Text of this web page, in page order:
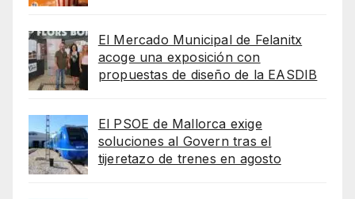
El Mercado Municipal de Felanitx
acoge una exposición con
propuestas de diseño de la EASDIB
El PSOE de Mallorca exige
soluciones al Govern tras el
tijeretazo de trenes en agosto